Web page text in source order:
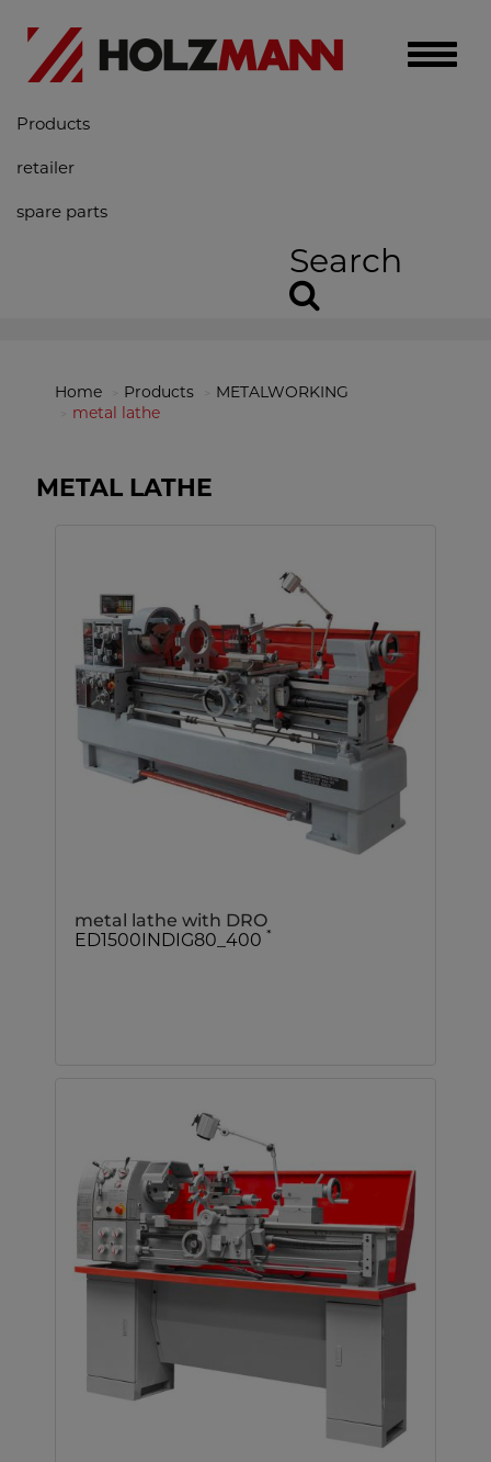
Toggle
Products
retailer
spare parts
Search
Home Products
METALWORKING
metal lathe
METAL LATHE
metal lathe with DRO
ED1500INDIG80_400 *